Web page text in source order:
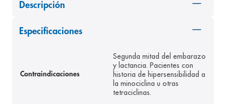
Descripción
Especificaciones
Contraindicaciones
Segunda mitad del embarazo
y lactancia. Pacientes con
historia de hipersensibilidad a
la minociclina u otras
tetraciclinas.
bioderma
8. panolini